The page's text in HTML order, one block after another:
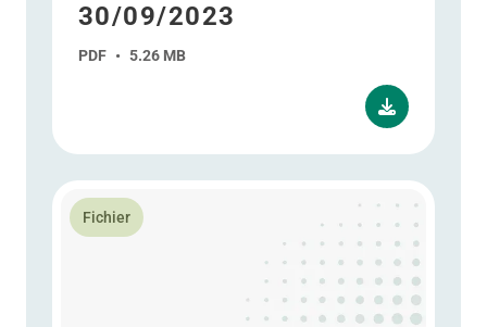
30/09/2023
PDF • 5.26 MB
Fichier
En savoir plus WDP CMD Financial Management -